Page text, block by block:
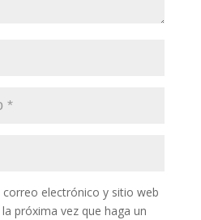
electrónico y sitio web
próxima vez que haga un